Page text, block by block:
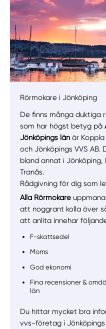
Rörmokare i Jönköping
De finns många duktiga
som har högst betyg på
Jönköpings län är
och Jönköpings VVS
bland annat i Jönköping,
Tranås.
Rådgivning för dig som
Alla Rörmokare
att noggrant kolla över
att anlita innehar
F-skattsedel
Moms
God ekonomi
Fina recensioner &
län
Du hittar mycket bra
vvs-företag i